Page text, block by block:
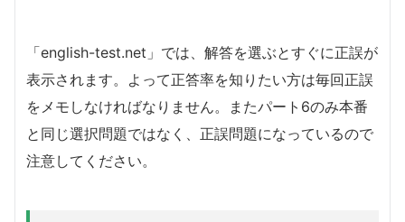
「english-test.net」では、解答を選ぶとすぐに正誤が
表示されます。よって正答率を知りたい方は毎回正誤
をメモしなければなりません。またパート6のみ本番
と同じ選択問題ではなく、正誤問題になっているので
注意してください。